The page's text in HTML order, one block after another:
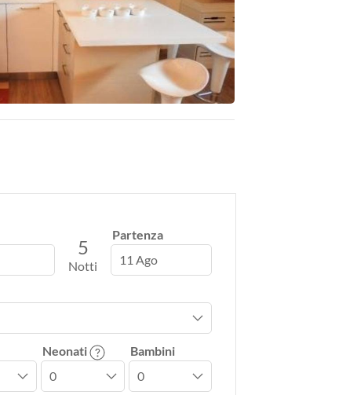
5
Notti
Partenza
11 Ago
Neonati Bambini